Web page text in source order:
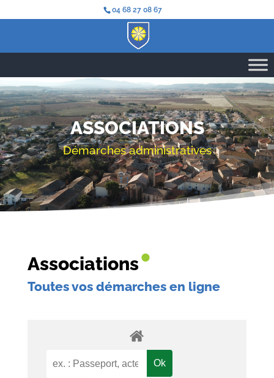
04 68 27 08 67
ASSOCIATIONS
Démarches administratives
Associations•
Toutes vos démarches en ligne